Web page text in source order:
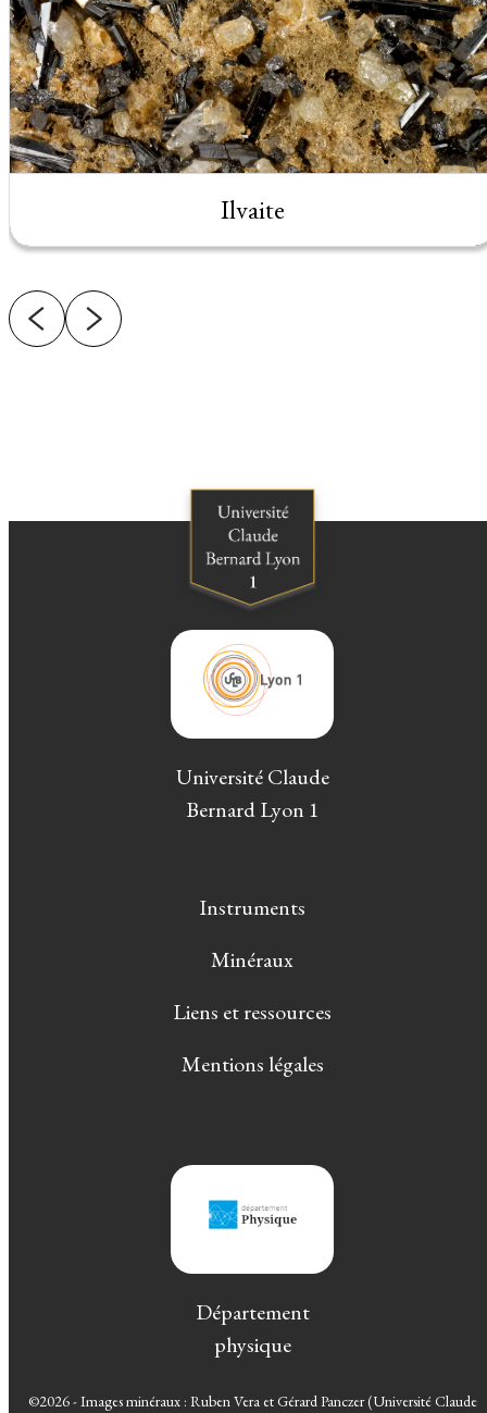
Ilvaite
Université Claude
Bernard Lyon 1
Instruments
Minéraux
Liens et ressources
Mentions légales
Département
physique
©2026 - Images minéraux : Ruben Vera et Gérard Panczer (Université Claude